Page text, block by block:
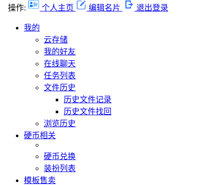
操作: 个人主页 编辑名片 退出登录
我的
云存储
我的好友
在线聊天
任务列表
文件历史
历史文件记录
历史文件找回
浏览历史
硬币相关
硬币兑换
装扮列表
模板售卖